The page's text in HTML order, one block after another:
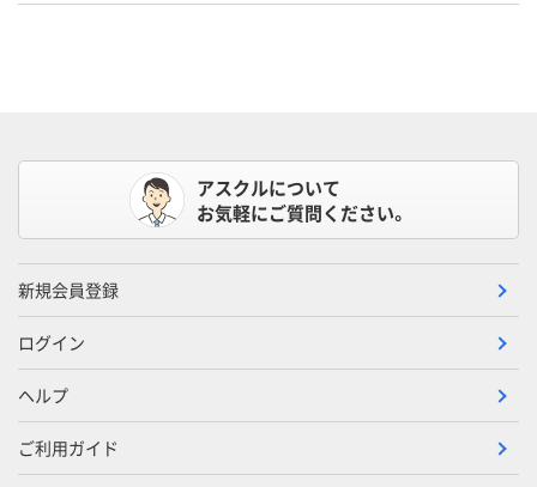
アスクルについて
お気軽にご質問ください。
新規会員登録
ログイン
ヘルプ
ご利用ガイド